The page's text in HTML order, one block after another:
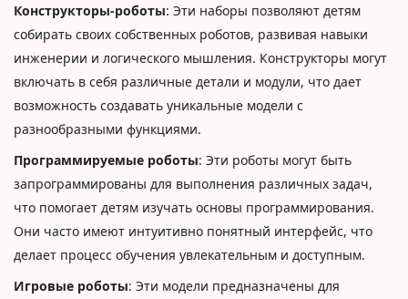
Конструкторы-роботы: Эти наборы позволяют детям
собирать своих собственных роботов, развивая навыки
инженерии и логического мышления. Конструкторы могут
включать в себя различные детали и модули, что дает
возможность создавать уникальные модели с
разнообразными функциями.
Программируемые роботы: Эти роботы могут быть
запрограммированы для выполнения различных задач,
что помогает детям изучать основы программирования.
Они часто имеют интуитивно понятный интерфейс, что
делает процесс обучения увлекательным и доступным.
Игровые роботы: Эти модели предназначены для